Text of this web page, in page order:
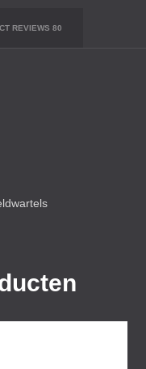
REVIEWS 80